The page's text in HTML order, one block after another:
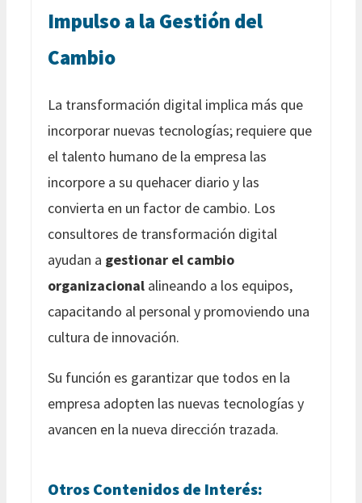
Impulso a la Gestión del
Cambio
La transformación digital implica más que
incorporar nuevas tecnologías; requiere que
el talento humano de la empresa las
incorpore a su quehacer diario y las
convierta en un factor de cambio. Los
consultores de transformación digital
ayudan a gestionar el cambio
organizacional alineando a los equipos,
capacitando al personal y promoviendo una
cultura de innovación.
Su función es garantizar que todos en la
empresa adopten las nuevas tecnologías y
avancen en la nueva dirección trazada.
Otros Contenidos de Interés: